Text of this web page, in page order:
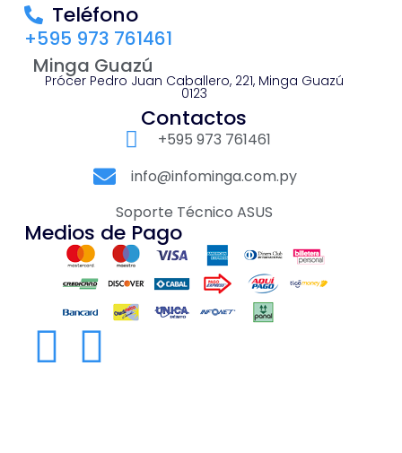
Teléfono
+595 973 761461
Minga Guazú
Prócer Pedro Juan Caballero, 221, Minga Guazú
0123
Contactos
+595 973 761461
info@infominga.com.py
Soporte Técnico ASUS
Medios de Pago